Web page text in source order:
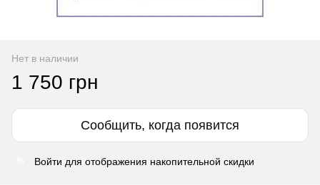
Нет в наличии
1 750 грн
Сообщить, когда появится
Войти для отображения накопительной скидки